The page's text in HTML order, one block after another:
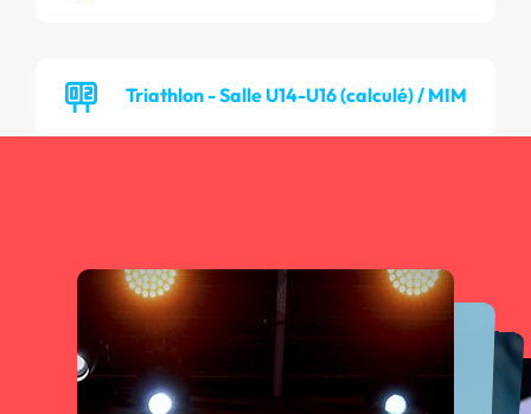
Triathlon - Salle U14-U16 (calculé) / MIM